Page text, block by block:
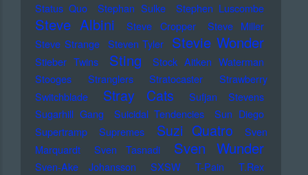
Status Quo
Stephan Sulke Stephen Luscombe
Steve Albini Steve Cropper
Steve Miller
Steve Strange Steven Tyler Stevie Wonder
Stieber Twins Sting
Stock Aitken Waterman
Stooges
Stranglers Stratocaster
Strawberry
Switchblade
Stray Cats
Sufjan Stevens
Sugarhill Gang
Suicidal Tendencies
Sun Diego
Supertramp
Supremes Suzi Quatro
Sven
Marquardt
Sven Tasnadi Sven Wunder
Sven-Ake Johansson SXSW T-Pain
T.Rex